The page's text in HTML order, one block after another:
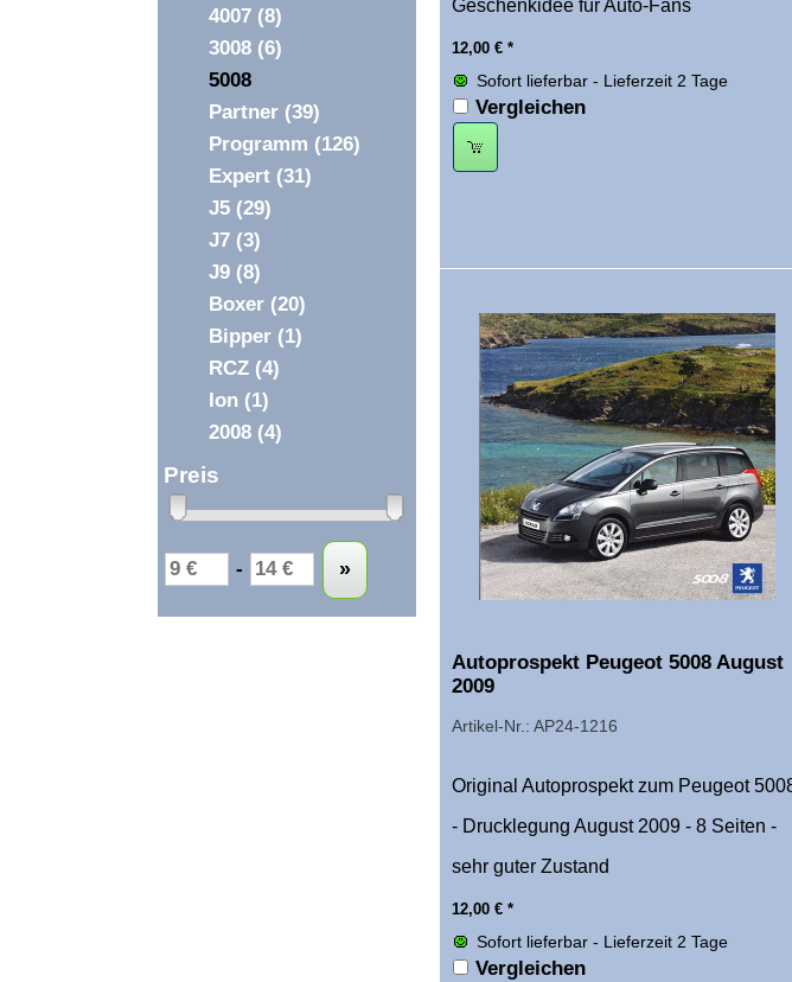
4007 (8)
3008 (6)
5008
Partner (39)
Programm (126)
Expert (31)
J5 (29)
J7 (3)
J9 (8)
Boxer (20)
Bipper (1)
RCZ (4)
Ion (1)
2008 (4)
Preis
Untergrenze
-
Obergrenze
»
Geschenkidee für Auto-Fans
12,00 € *
Sofort lieferbar - Lieferzeit 2 Tage
Vergleichen
Autoprospekt Peugeot 5008 August
2009
Artikel-Nr.: AP24-1216
Original Autoprospekt zum Peugeot
- Drucklegung August 2009 - 8 Seiten -
sehr guter Zustand
12,00 € *
Sofort lieferbar - Lieferzeit 2 Tage
Vergleichen